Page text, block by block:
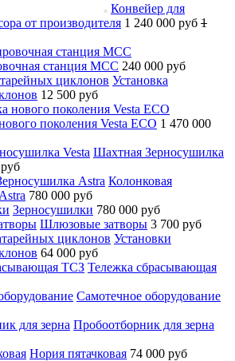
Конвейер для
от производителя 1 240 000 руб 1
станция МСС 240 000 руб
Установка
12 500 руб
поколения Vesta ECO 1 470 000
Шахтная Зерносушилка
Колонковая
780 000 руб
Зерносушилки 780 000 руб
Шлюзовые затворы 3 700 руб
Установки
64 000 руб
Тележка сбрасывающая
Самотечное оборудование
Пробоотборник для зерна
Нория пятачковая 74 000 руб